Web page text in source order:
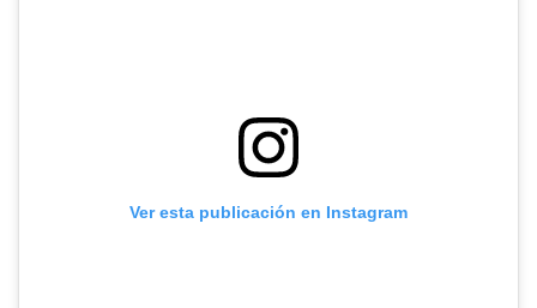
Ver esta publicación en Instagram